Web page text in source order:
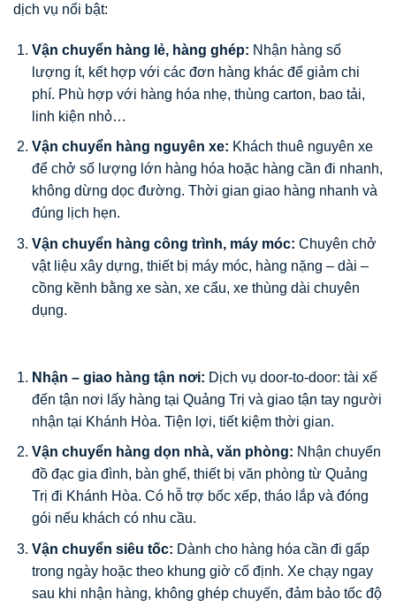
dịch vụ nổi bật:
Vận chuyển hàng lẻ, hàng ghép: Nhận hàng số
lượng ít, kết hợp với các đơn hàng khác để giảm chi
phí. Phù hợp với hàng hóa nhẹ, thùng carton, bao tải,
linh kiện nhỏ…
Vận chuyển hàng nguyên xe: Khách thuê nguyên xe
để chở số lượng lớn hàng hóa hoặc hàng cần đi nhanh,
không dừng dọc đường. Thời gian giao hàng nhanh và
đúng lịch hẹn.
Vận chuyển hàng công trình, máy móc: Chuyên chở
vật liệu xây dựng, thiết bị máy móc, hàng nặng – dài –
cồng kềnh bằng xe sàn, xe cẩu, xe thùng dài chuyên
dụng.
Nhận – giao hàng tận nơi: Dịch vụ door-to-door: tài xế
đến tận nơi lấy hàng tại Quảng Trị và giao tận tay người
nhận tại Khánh Hòa. Tiện lợi, tiết kiệm thời gian.
Vận chuyển hàng dọn nhà, văn phòng: Nhận chuyển
đồ đạc gia đình, bàn ghế, thiết bị văn phòng từ Quảng
Trị đi Khánh Hòa. Có hỗ trợ bốc xếp, tháo lắp và đóng
gói nếu khách có nhu cầu.
Vận chuyển siêu tốc: Dành cho hàng hóa cần đi gấp
trong ngày hoặc theo khung giờ cố định. Xe chạy ngay
sau khi nhận hàng, không ghép chuyến, đảm bảo tốc độ